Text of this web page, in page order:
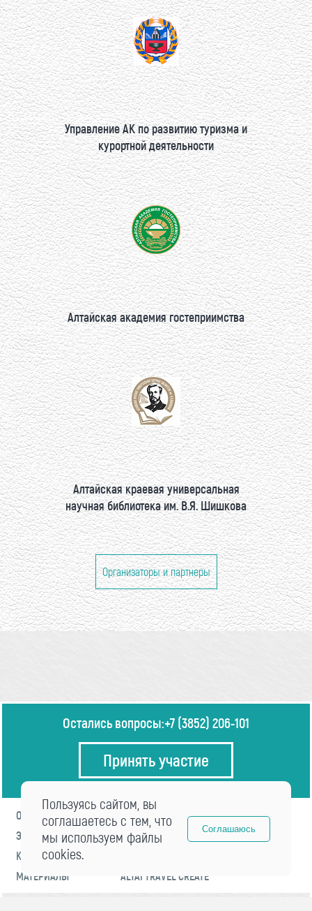
Управление АК по развитию туризма и
курортной деятельности
Алтайская академия гостеприимства
Алтайская краевая универсальная
научная библиотека им. В.Я. Шишкова
Организаторы и партнеры
Остались вопросы:+7 (3852) 206-101
Принять участие
О ФОРУМЕ
ПРОГРАММА
ЭКСПЕРТЫ
НОВОСТИ
КОНТАКТЫ
МАТЕРИАЛЫ
ALTAI TRAVEL CREATE
Пользуясь сайтом, вы
соглашаетесь с тем, что
мы используем файлы
cookies.
Соглашаюсь